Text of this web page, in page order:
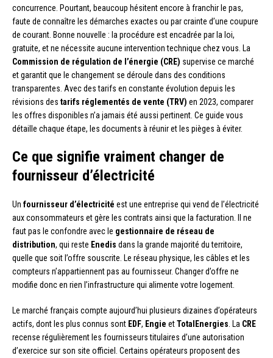
concurrence. Pourtant, beaucoup hésitent encore à franchir le pas,
faute de connaître les démarches exactes ou par crainte d’une coupure
de courant. Bonne nouvelle : la procédure est encadrée par la loi,
gratuite, et ne nécessite aucune intervention technique chez vous. La
Commission de régulation de l’énergie (CRE) supervise ce marché
et garantit que le changement se déroule dans des conditions
transparentes. Avec des tarifs en constante évolution depuis les
révisions des tarifs réglementés de vente (TRV) en 2023, comparer
les offres disponibles n’a jamais été aussi pertinent. Ce guide vous
détaille chaque étape, les documents à réunir et les pièges à éviter.
Ce que signifie vraiment changer de
fournisseur d’électricité
Un fournisseur d’électricité est une entreprise qui vend de l’électricité
aux consommateurs et gère les contrats ainsi que la facturation. Il ne
faut pas le confondre avec le gestionnaire de réseau de
distribution, qui reste Enedis dans la grande majorité du territoire,
quelle que soit l’offre souscrite. Le réseau physique, les câbles et les
compteurs n’appartiennent pas au fournisseur. Changer d’offre ne
modifie donc en rien l’infrastructure qui alimente votre logement.
Le marché français compte aujourd’hui plusieurs dizaines d’opérateurs
actifs, dont les plus connus sont EDF, Engie etTotalEnergies . La CRE
recense régulièrement les fournisseurs titulaires d’une autorisation
d’exercice sur son site officiel. Certains opérateurs proposent des